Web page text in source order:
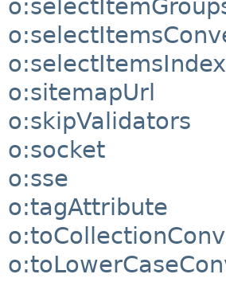
o:sitemapUrl
o:skipValidators
o:socket
o:sse
o:tagAttribute